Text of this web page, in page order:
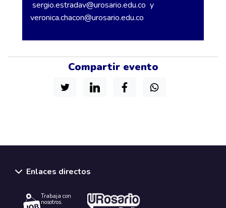
sergio.estradav@urosario.edu.co y
veronica.chacon@urosario.edu.co
Compartir evento
Enlaces directos
Trabaja con
nosotros.